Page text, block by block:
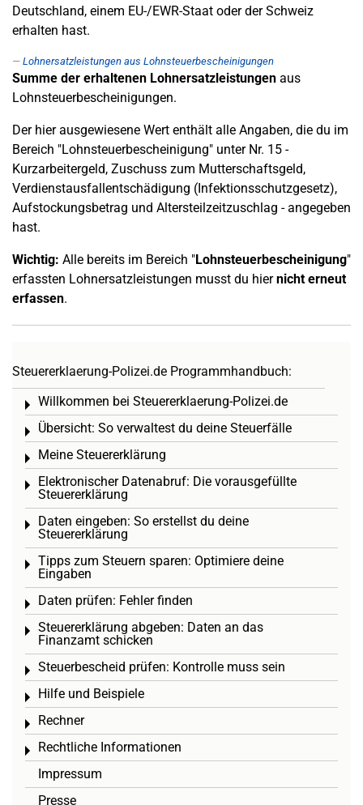
Deutschland, einem EU-/EWR-Staat oder der Schweiz
erhalten hast.
Lohnersatzleistungen aus Lohnsteuerbescheinigungen
Summe der erhaltenen Lohnersatzleistungen aus
Lohnsteuerbescheinigungen.
Der hier ausgewiesene Wert enthält alle Angaben, die du im
Bereich "Lohnsteuerbescheinigung" unter Nr. 15 -
Kurzarbeitergeld, Zuschuss zum Mutterschaftsgeld,
Verdienstausfallentschädigung (Infektionsschutzgesetz),
Aufstockungsbetrag und Altersteilzeitzuschlag - angegeben
hast.
Wichtig: Alle bereits im Bereich "Lohnsteuerbescheinigung"
erfassten Lohnersatzleistungen musst du hiernicht erneut
erfassen.
Steuererklaerung-Polizei.de Programmhandbuch:
Willkommen bei Steuererklaerung-Polizei.de
Toggle menu
Übersicht: So verwaltest du deine Steuerfälle
Toggle menu
Meine Steuererklärung
Toggle menu
Elektronischer Datenabruf: Die vorausgefüllte
Steuererklärung
Toggle menu
Daten eingeben: So erstellst du deine
Steuererklärung
Toggle menu
Tipps zum Steuern sparen: Optimiere deine
Eingaben
Toggle menu
Daten prüfen: Fehler finden
Toggle menu
Steuererklärung abgeben: Daten an das
Finanzamt schicken
Toggle menu
Steuerbescheid prüfen: Kontrolle muss sein
Toggle menu
Hilfe und Beispiele
Toggle menu
Rechner
Toggle menu
Rechtliche Informationen
Toggle menu
Impressum
Presse